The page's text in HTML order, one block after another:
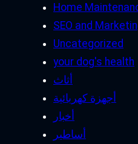
Home
SEO and
Uncategorized
your dog's health
أثاث
أجهزة كهربائية
أخبار
أساطير